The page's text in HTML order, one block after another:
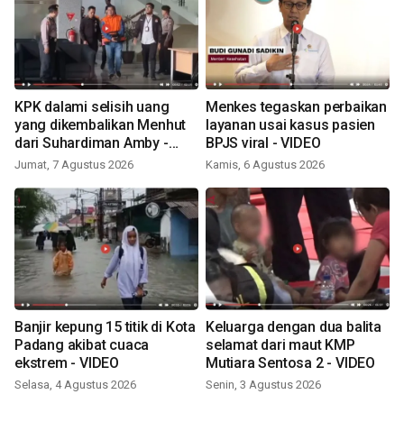
KPK dalami selisih uang
yang dikembalikan Menhut
dari Suhardiman Amby -
VIDEO
Jumat, 7 Agustus 2026
Menkes tegaskan perbaikan
layanan usai kasus pasien
BPJS viral - VIDEO
Kamis, 6 Agustus 2026
Banjir kepung 15 titik di Kota
Padang akibat cuaca
ekstrem - VIDEO
Selasa, 4 Agustus 2026
Keluarga dengan dua balita
selamat dari maut KMP
Mutiara Sentosa 2 - VIDEO
Senin, 3 Agustus 2026